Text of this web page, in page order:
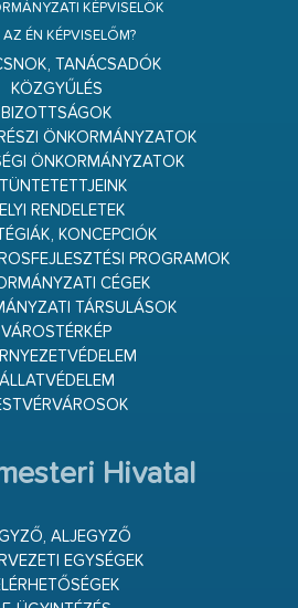
KÉPVISELŐK
AZ ÉN KÉPVISELŐM?
TANÁCSADÓK
KÖZGYŰLÉS
BIZOTTSÁGOK
ÖNKORMÁNYZATOK
ÖNKORMÁNYZATOK
RENDELETEK
KONCEPCIÓK
PROGRAMOK
CÉGEK
TÁRSULÁSOK
VÁROSTÉRKÉP
ÁLLATVÉDELEM
Hivatal
ALJEGYZŐ
EGYSÉGEK